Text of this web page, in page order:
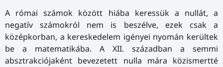
A római számok között hiába keressük a nullát, a
negatív számokról nem is beszélve, ezek csak a
középkorban, a kereskedelem igényei nyomán kerültek
be a matematikába. A XII. században a semmi
absztrakciójaként bevezetett nulla mára közismertté